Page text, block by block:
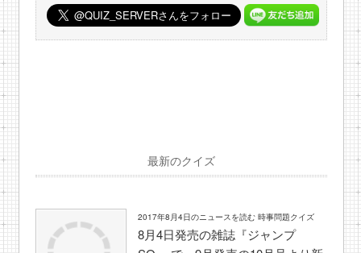
最新のクイズ
2017年8月4日のニュースを読む 時事問題クイズ
8月4日発売の雑誌『ジャンプ